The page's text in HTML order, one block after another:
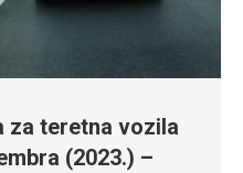
za teretna vozila
(2023.) –